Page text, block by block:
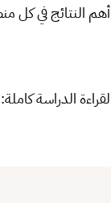
أهم النتائج في كل
لقراءة الدراسة كاملة: